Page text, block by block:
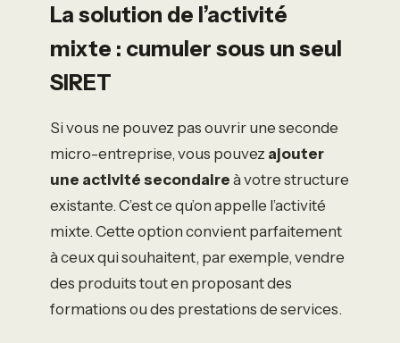
La solution de l’activité
mixte : cumuler sous un seul
SIRET
Si vous ne pouvez pas ouvrir une seconde
micro-entreprise, vous pouvez ajouter
une activité secondaire à votre structure
existante. C’est ce qu’on appelle l’activité
mixte. Cette option convient parfaitement
à ceux qui souhaitent, par exemple, vendre
des produits tout en proposant des
formations ou des prestations de services.